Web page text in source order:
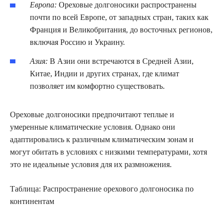
Европа: Ореховые долгоносики распространены
почти по всей Европе, от западных стран, таких как
Франция и Великобритания, до восточных регионов,
включая Россию и Украину.
Азия: В Азии они встречаются в Средней Азии,
Китае, Индии и других странах, где климат
позволяет им комфортно существовать.
Ореховые долгоносики предпочитают теплые и
умеренные климатические условия. Однако они
адаптировались к различным климатическим зонам и
могут обитать в условиях с низкими температурами, хотя
это не идеальные условия для их размножения.
Таблица: Распространение орехового долгоносика по
континентам